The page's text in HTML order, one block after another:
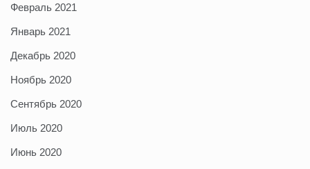
Февраль 2021
Январь 2021
Декабрь 2020
Ноябрь 2020
Сентябрь 2020
Июль 2020
Июнь 2020